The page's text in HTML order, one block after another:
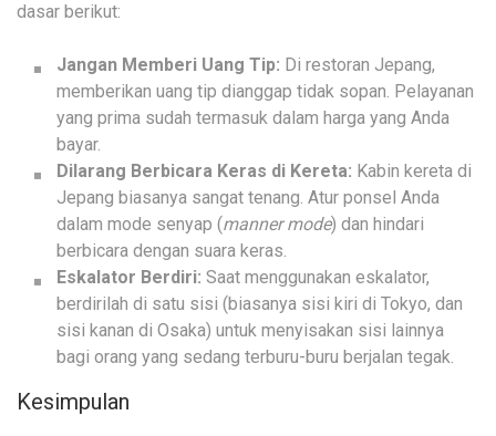
dasar berikut:
Jangan Memberi Uang Tip: Di restoran Jepang,
memberikan uang tip dianggap tidak sopan. Pelayanan
yang prima sudah termasuk dalam harga yang Anda
bayar.
Dilarang Berbicara Keras di Kereta: Kabin kereta di
Jepang biasanya sangat tenang. Atur ponsel Anda
dalam mode senyap (manner mode) dan hindari
berbicara dengan suara keras.
Eskalator Berdiri: Saat menggunakan eskalator,
berdirilah di satu sisi (biasanya sisi kiri di Tokyo, dan
sisi kanan di Osaka) untuk menyisakan sisi lainnya
bagi orang yang sedang terburu-buru berjalan tegak.
Kesimpulan